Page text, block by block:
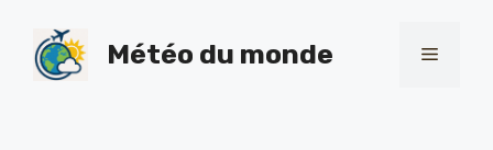
content
Météo du monde Menu